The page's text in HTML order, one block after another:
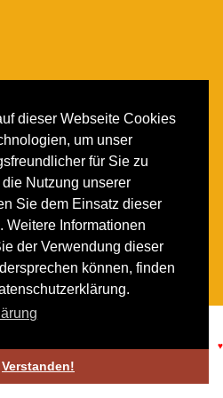
dieser Webseite Cookies
um unser
für Sie zu
Nutzung unserer
Sie dem Einsatz dieser
Weitere Informationen
der Verwendung dieser
können, finden
Verstanden!
e.V. Alle Rechte vorbehalten. -
♥